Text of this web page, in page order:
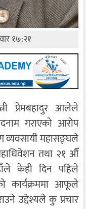
१७:२१
प्रेमबहादुर आलेले
गराएको आरोप
व्यवसायी महासङ्घले
तथा २१ औँ
केही दिन पहिले
कार्यक्रममा आफूले
उद्देश्यले कु प्रचार